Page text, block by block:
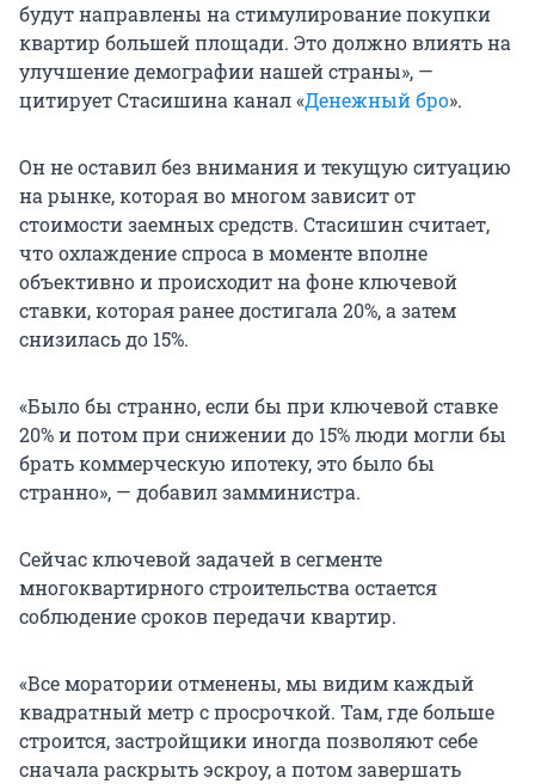
будут направлены на стимулирование покупки
квартир большей площади. Это должно влиять на
улучшение демографии нашей страны», —
цитирует Стасишина канал «Денежный бро».
Он не оставил без внимания и текущую ситуацию
на рынке, которая во многом зависит от
стоимости заемных средств. Стасишин считает,
что охлаждение спроса в моменте вполне
объективно и происходит на фоне ключевой
ставки, которая ранее достигала 20%, а затем
снизилась до 15%.
«Было бы странно, если бы при ключевой ставке
20% и потом при снижении до 15% люди могли бы
брать коммерческую ипотеку, это было бы
странно», — добавил замминистра.
Сейчас ключевой задачей в сегменте
многоквартирного строительства остается
соблюдение сроков передачи квартир.
«Все моратории отменены, мы видим каждый
квадратный метр с просрочкой. Там, где больше
строится, застройщики иногда позволяют себе
сначала раскрыть эскроу, а потом завершать